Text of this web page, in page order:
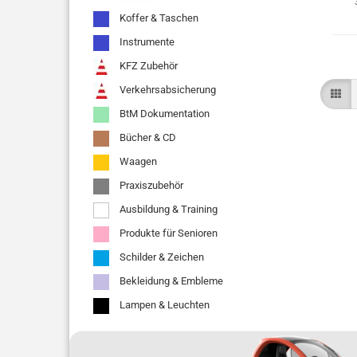
Koffer & Taschen
Instrumente
KFZ Zubehör
Verkehrsabsicherung
BtM Dokumentation
Bücher & CD
Waagen
Praxiszubehör
Ausbildung & Training
Produkte für Senioren
Schilder & Zeichen
Bekleidung & Embleme
Lampen & Leuchten